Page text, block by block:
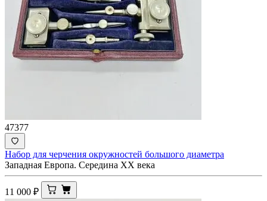
47377
Набор для черчения окружностей большого диаметра
Западная Европа. Середина XX века
11 000 ₽